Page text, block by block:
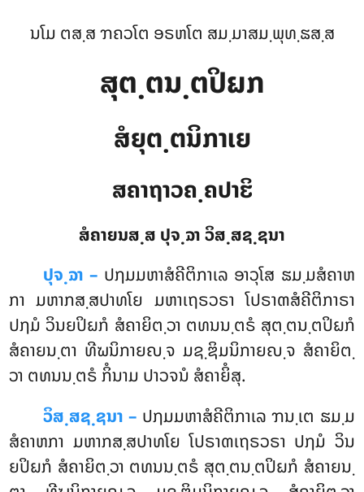
ນໂມ ຕສ຺ສ ຠຄວໂຕ ອຣຫໂຕ ສມ຺ມາສມ຺ພຸທ຺ຘສ຺ສ
ສຸຕ຺ຕນ຺ຕປິຏກ
ສໍຍຸຕ຺ຕນິກາເຍ
ສຄາຖາວຄ຺ຄປາຬິ
ສໍຄາຍນສ຺ສ ປຸຈ຺ຉາ ວິສ຺ສຊ຺ຊນາ
ປຸຈ຺ຉາ – ປຐມມຫາສໍຄີຕິກາເລ ອາວຸໂສ ຘມ຺ມສໍຄາຫ
ກາ ມຫາກສ຺ສປາທໂຍ ມຫາເຖຣວຣາ ໂປຣາຓສໍຄີຕິກາຣາ
ປຐມໍ ວິນຍປິຏກໍ ສໍຄາຍິຕ຺ວາ ຕທນນ຺ຕຣໍ ສຸຕ຺ຕນ຺ຕປິຏກໍ
ສໍຄາຍນ຺ຕາ ທີຆນິກາຍຎ຺ຈ ມຊ຺ຌິມນິກາຍຎ຺ຈ ສໍຄາຍິຕ຺
ວາ ຕທນນ຺ຕຣໍ ກິໍນາມ ປາວຈນໍ ສໍຄາຍິໍສຸ.
ວິສ຺ສຊ຺ຊນາ – ປຐມມຫາສໍຄີຕິກາເລ ຠນ຺ເຕ ຘມ຺ມ
ສໍຄາຫກາ ມຫາກສ຺ສປາທໂຍ ໂປຣາຓເຖຣວຣາ ປຐມໍ ວິນ
ຍປິຏກໍ ສໍຄາຍິຕ຺ວາ ຕທນນ຺ຕຣໍ ສຸຕ຺ຕນ຺ຕປິຏກໍ ສໍຄາຍນ຺